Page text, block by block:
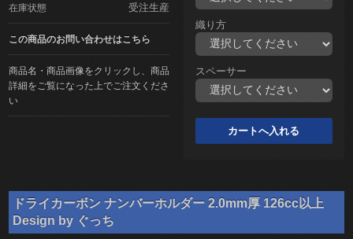
在庫状態 受注生産
この商品のお問い合わせはこちら
商品名・商品画像をクリックし、商品
詳細をご覧になった上でご注文くださ
い
織り方
スペーサー
ドライカーボン ナンバーホルダー 2.0mm厚 126cc以上
Design by ぐっち